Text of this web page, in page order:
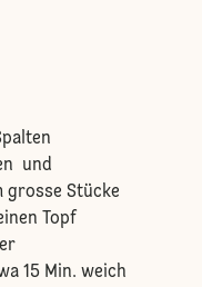
und
grosse Stücke
Topf
15 Min. weich